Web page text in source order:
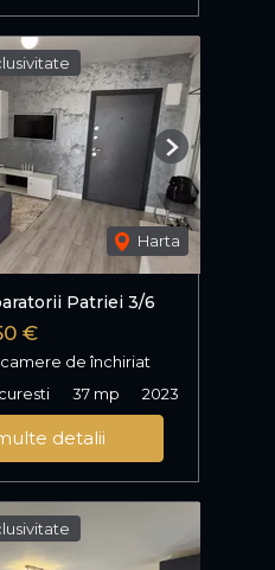
Harta
Next
Patriei 3/6
€
de închiriat
37 mp 2023
detalii